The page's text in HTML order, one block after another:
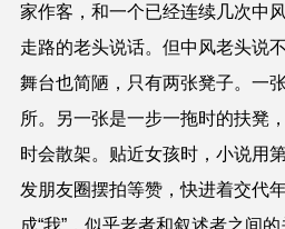
家作客，和一个已经连续几次中
走路的老头说话。但中风老头说
舞台也简陋，只有两张凳子。一
所。另一张是一步一拖时的扶凳
时会散架。贴近女孩时，小说用
发朋友圈摆拍等赞，快进着交代
成“我”，似乎老者和叙述者之间